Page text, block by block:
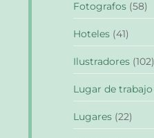
Fotografos (58)
Hoteles (41)
Ilustradores (102)
Lugar de trabajo
Lugares (22)